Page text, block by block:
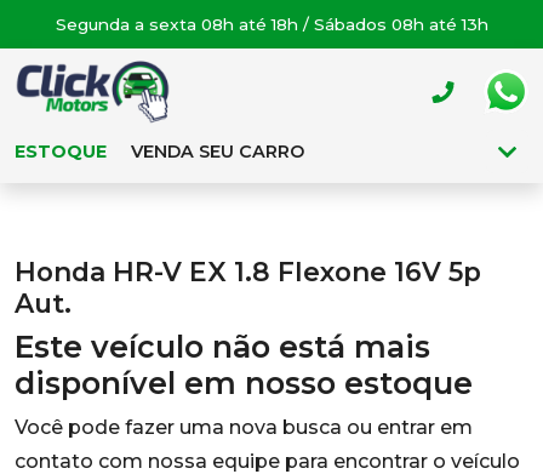
Segunda a sexta 08h até 18h / Sábados 08h até 13h
ESTOQUE VENDA SEU CARRO
Honda HR-V EX 1.8 Flexone 16V 5p
Aut.
Este veículo não está mais
disponível em nosso estoque
Você pode fazer uma nova busca ou entrar em
contato com nossa equipe para encontrar o veículo